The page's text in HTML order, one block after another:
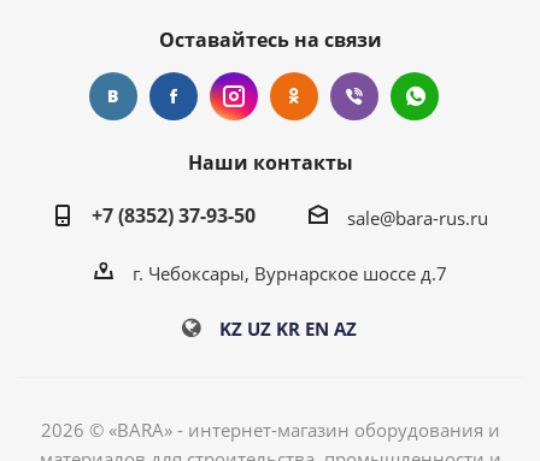
Оставайтесь на связи
Наши контакты
+7 (8352) 37-93-50
sale@bara-rus.ru
г. Чебоксары, Вурнарское шоссе д.7
KZ UZ KR EN AZ
2026 © «BARA» - интернет-магазин оборудования и